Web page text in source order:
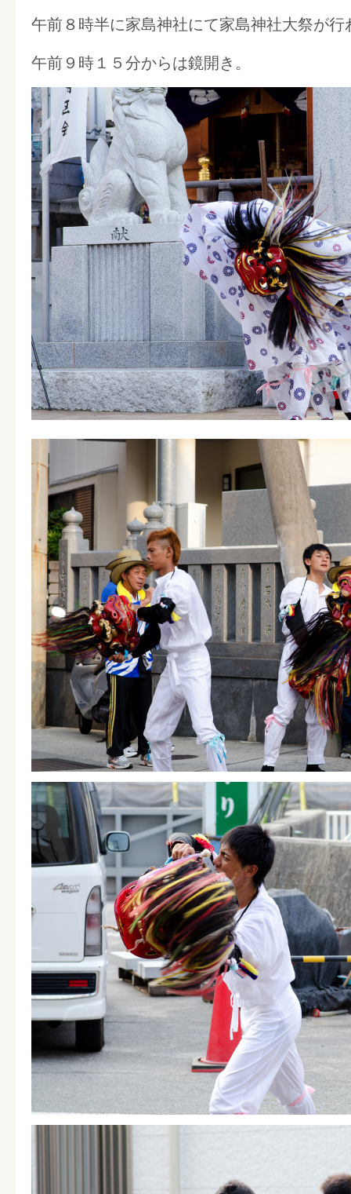
午前８時半に家島神社にて家島神社大祭が行
午前９時１５分からは鏡開き。